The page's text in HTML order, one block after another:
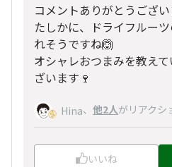
コメントありがとうござい
たしかに、ドライフルー
れそうですね🙆
オシャレおつまみを教え
ざいます🍷
Hina、 他2人がリアクシ
いいね